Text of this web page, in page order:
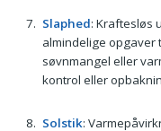
Slaphed: Kraftesløs
almindelige opgaver
søvnmangel eller
kontrol eller
Solstik: